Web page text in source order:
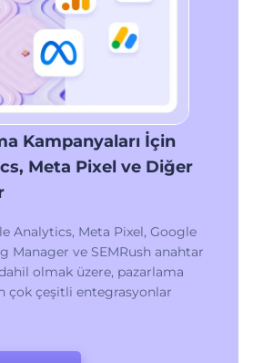
Kampanyaları İçin
Meta Pixel ve Diğer
Analytics, Meta Pixel, Google
Manager ve SEMRush anahtar
olmak üzere, pazarlama
çok çeşitli entegrasyonlar